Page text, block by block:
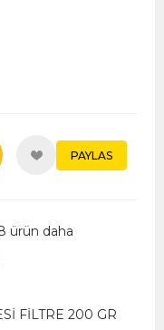
PAYLAS
ürün daha
FİLTRE 200 GR